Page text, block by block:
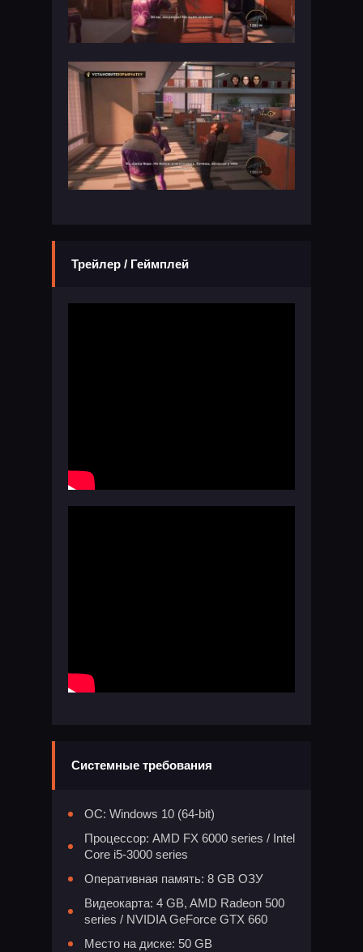
Трейлер / Геймплей
Системные требования
ОС: Windows 10 (64-bit)
Процессор: AMD FX 6000 series / Intel
Core i5-3000 series
Оперативная память: 8 GB ОЗУ
Видеокарта: 4 GB, AMD Radeon 500
series / NVIDIA GeForce GTX 660
Место на диске: 50 GB